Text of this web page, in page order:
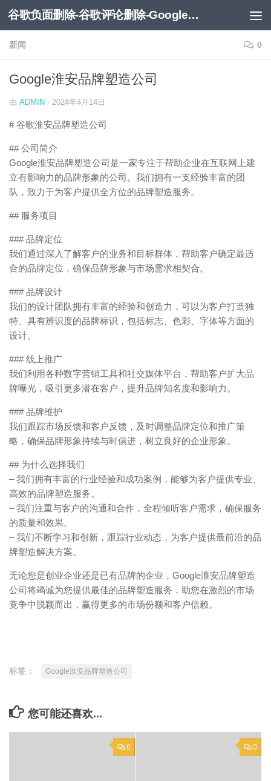
跳至内容 谷歌负面删除-谷歌评论删除-Google负面移除-Google负面评论删除
新闻 0
Google淮安品牌塑造公司
由 ADMIN · 2024年4月14日
# 谷歌淮安品牌塑造公司
## 公司简介
Google淮安品牌塑造公司是一家专注于帮助企业在互联网上建
立有影响力的品牌形象的公司。我们拥有一支经验丰富的团
队，致力于为客户提供全方位的品牌塑造服务。
## 服务项目
### 品牌定位
我们通过深入了解客户的业务和目标群体，帮助客户确定最适
合的品牌定位，确保品牌形象与市场需求相契合。
### 品牌设计
我们的设计团队拥有丰富的经验和创造力，可以为客户打造独
特、具有辨识度的品牌标识，包括标志、色彩、字体等方面的
设计。
### 线上推广
我们利用各种数字营销工具和社交媒体平台，帮助客户扩大品
牌曝光，吸引更多潜在客户，提升品牌知名度和影响力。
### 品牌维护
我们跟踪市场反馈和客户反馈，及时调整品牌定位和推广策
略，确保品牌形象持续与时俱进，树立良好的企业形象。
## 为什么选择我们
– 我们拥有丰富的行业经验和成功案例，能够为客户提供专业、
高效的品牌塑造服务。
– 我们注重与客户的沟通和合作，全程倾听客户需求，确保服务
的质量和效果。
– 我们不断学习和创新，跟踪行业动态，为客户提供最前沿的品
牌塑造解决方案。
无论您是创业企业还是已有品牌的企业，Google淮安品牌塑造
公司将竭诚为您提供最佳的品牌塑造服务，助您在激烈的市场
竞争中脱颖而出，赢得更多的市场份额和客户信赖。
标签： Google淮安品牌塑造公司
您可能还喜欢...
0 0